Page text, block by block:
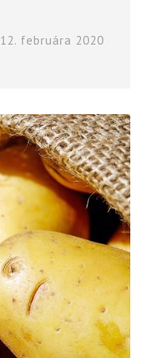
12. februára 2020